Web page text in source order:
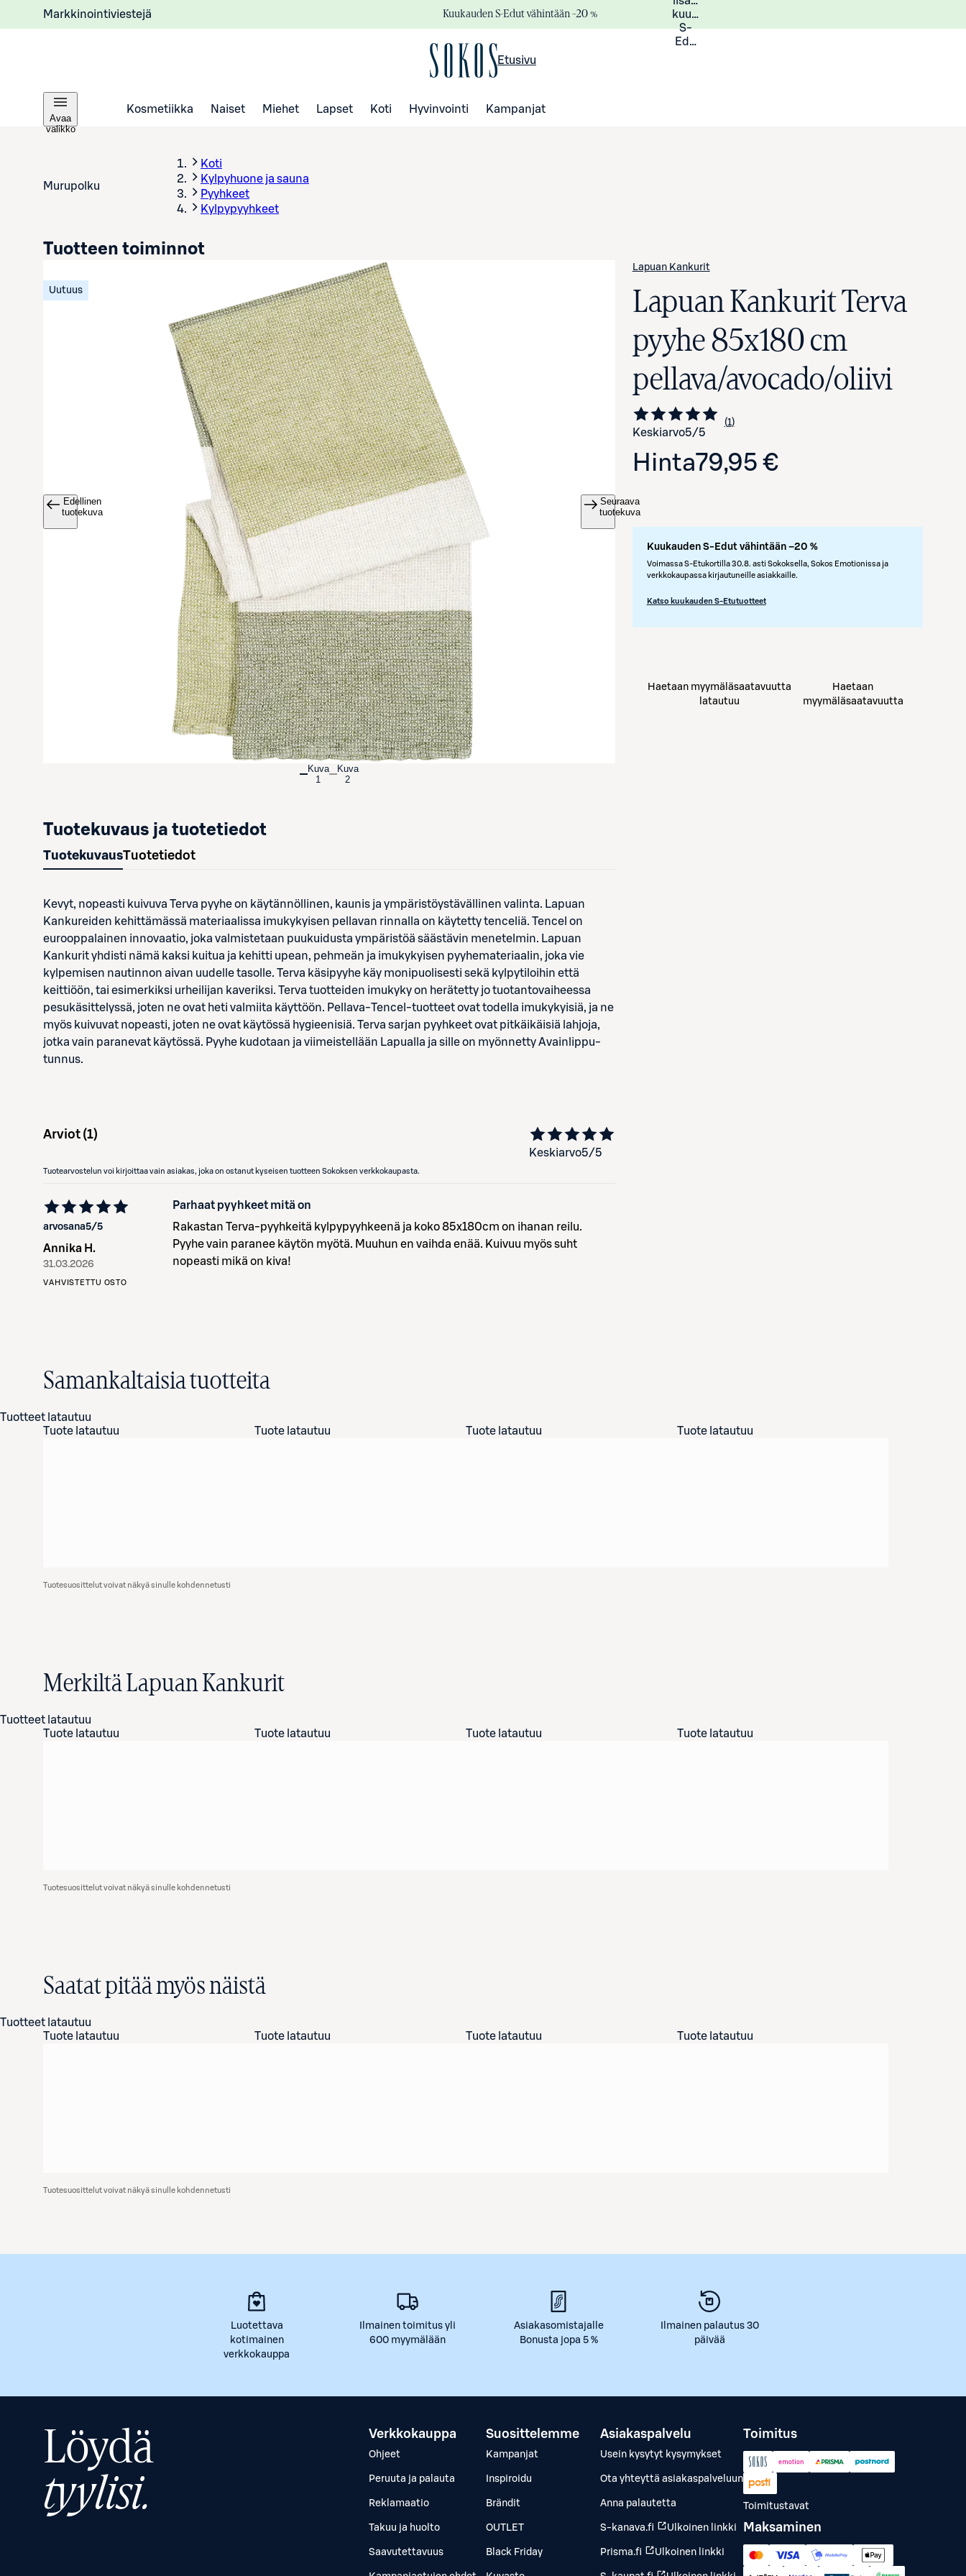
Markkinointiviestejä Kuukauden S-Edut vähintään –20 %
kuukauden
S-
Eduista
Etusivu
Avaa
valikko
Kosmetiikka Naiset Miehet Lapset Koti Hyvinvointi Kampanjat
Murupolku
Koti
Kylpyhuone ja sauna
Pyyhkeet
Kylpypyyhkeet
Avaa tuotekuva suurennettuna
Uutuus
Edellinen
tuotekuva
Seuraava
tuotekuva
Kuva
1
Kuva
2
Lapuan Kankurit
Lapuan Kankurit Terva
pyyhe 85x180 cm
pellava/avocado/oliivi
Keskiarvo5/5 Siirry arvioihin
1
kappale
Hinta79,95 €
Kuukauden S-Edut vähintään –20 %
Voimassa S-Etukortilla 30.8. asti Sokoksella, Sokos Emotionissa ja
verkkokaupassa kirjautuneille asiakkaille.
Katso kuukauden S-Etutuotteet
Tuotteen toiminnot
Haetaan myymäläsaatavuutta
latautuu
Haetaan
myymäläsaatavuutta
Tuotekuvaus ja tuotetiedot
TuotekuvausTuotetiedot
Kevyt, nopeasti kuivuva Terva pyyhe on käytännöllinen, kaunis ja ympäristöystävällinen valinta. Lapuan
Kankureiden kehittämässä materiaalissa imukykyisen pellavan rinnalla on käytetty tenceliä. Tencel on
eurooppalainen innovaatio, joka valmistetaan puukuidusta ympäristöä säästävin menetelmin. Lapuan
Kankurit yhdisti nämä kaksi kuitua ja kehitti upean, pehmeän ja imukykyisen pyyhemateriaalin, joka vie
kylpemisen nautinnon aivan uudelle tasolle. Terva käsipyyhe käy monipuolisesti sekä kylpytiloihin että
keittiöön, tai esimerkiksi urheilijan kaveriksi. Terva tuotteiden imukyky on herätetty jo tuotantovaiheessa
pesukäsittelyssä, joten ne ovat heti valmiita käyttöön. Pellava-Tencel-tuotteet ovat todella imukykyisiä, ja ne
myös kuivuvat nopeasti, joten ne ovat käytössä hygieenisiä. Terva sarjan pyyhkeet ovat pitkäikäisiä lahjoja,
jotka vain paranevat käytössä. Pyyhe kudotaan ja viimeistellään Lapualla ja sille on myönnetty Avainlippu-
tunnus.
Arviot (1)
Keskiarvo5/5
Tuotearvostelun voi kirjoittaa vain asiakas, joka on ostanut kyseisen tuotteen Sokoksen verkkokaupasta.
arvosana5/5
Annika H.
31.03.2026
VAHVISTETTU OSTO
Parhaat pyyhkeet mitä on
Rakastan Terva-pyyhkeitä kylpypyyhkeenä ja koko 85x180cm on ihanan reilu.
Pyyhe vain paranee käytön myötä. Muuhun en vaihda enää. Kuivuu myös suht
nopeasti mikä on kiva!
Samankaltaisia tuotteita
Tuotteet latautuu
Tuote latautuu
Tuote latautuu Tuote latautuu Tuote latautuu
Tuotesuosittelut voivat näkyä sinulle kohdennetusti
Merkiltä Lapuan Kankurit
Tuotteet latautuu
Tuote latautuu
Tuote latautuu Tuote latautuu Tuote latautuu
Tuotesuosittelut voivat näkyä sinulle kohdennetusti
Saatat pitää myös näistä
Tuotteet latautuu
Tuote latautuu
Tuote latautuu Tuote latautuu Tuote latautuu
Tuotesuosittelut voivat näkyä sinulle kohdennetusti
Luotettava
kotimainen
verkkokauppa
Ilmainen toimitus yli
600 myymälään
Asiakasomistajalle
Bonusta jopa 5 %
Ilmainen palautus 30
päivää
Löydä
tyylisi.
Verkkokauppa
Ohjeet
Peruuta ja palauta
Reklamaatio
Takuu ja huolto
Saavutettavuus
Suosittelemme
Kampanjat
Inspiroidu
Brändit
OUTLET
Black Friday
Asiakaspalvelu
Usein kysytyt kysymykset
Ota yhteyttä asiakaspalveluun
Anna palautetta
S-kanava.fi Ulkoinen linkki
Prisma.fi Ulkoinen linkki
Toimitus
Toimitustavat
Maksaminen